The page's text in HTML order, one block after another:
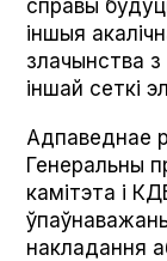
справы
іншыя
злачынства
іншай сеткі
Адпаведнае
Генеральны
камітэта і
накладання